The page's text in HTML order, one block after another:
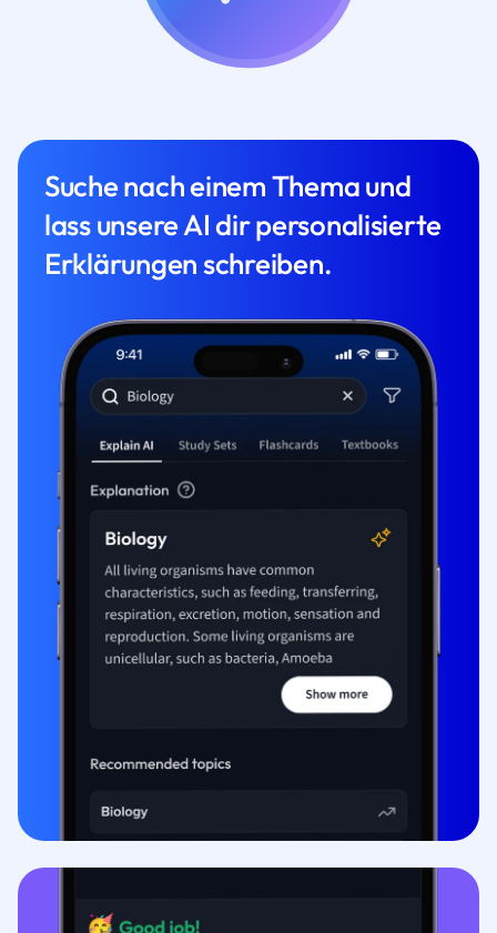
Suche nach einem Thema und
lass unsere AI dir personalisierte
Erklärungen schreiben.